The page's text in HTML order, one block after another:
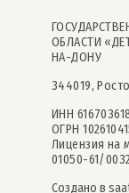
ОБЛАСТИ
НА-ДОНУ
344019,
ИНН
ОГРН
Лицензия на
01050-61/
Создано в